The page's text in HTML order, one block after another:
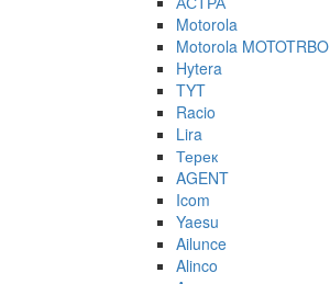
Motorola
Motorola MOTOTRBO
Hytera
TYT
Racio
Lira
Терек
AGENT
Icom
Yaesu
Ailunce
Alinco